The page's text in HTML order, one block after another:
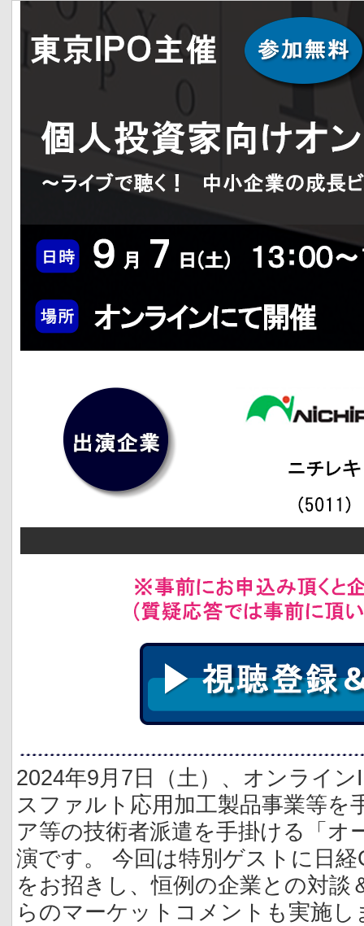
2024年9月7日（土）、オンライ
スファルト応用加工製品事業等
ア等の技術者派遣を手掛ける「
演です。 今回は特別ゲストに日
をお招きし、恒例の企業との対
らのマーケットコメントも実施